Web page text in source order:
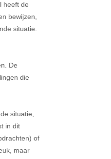
heeft de
bewijzen,
De
die
situatie,
in dit
of
maar